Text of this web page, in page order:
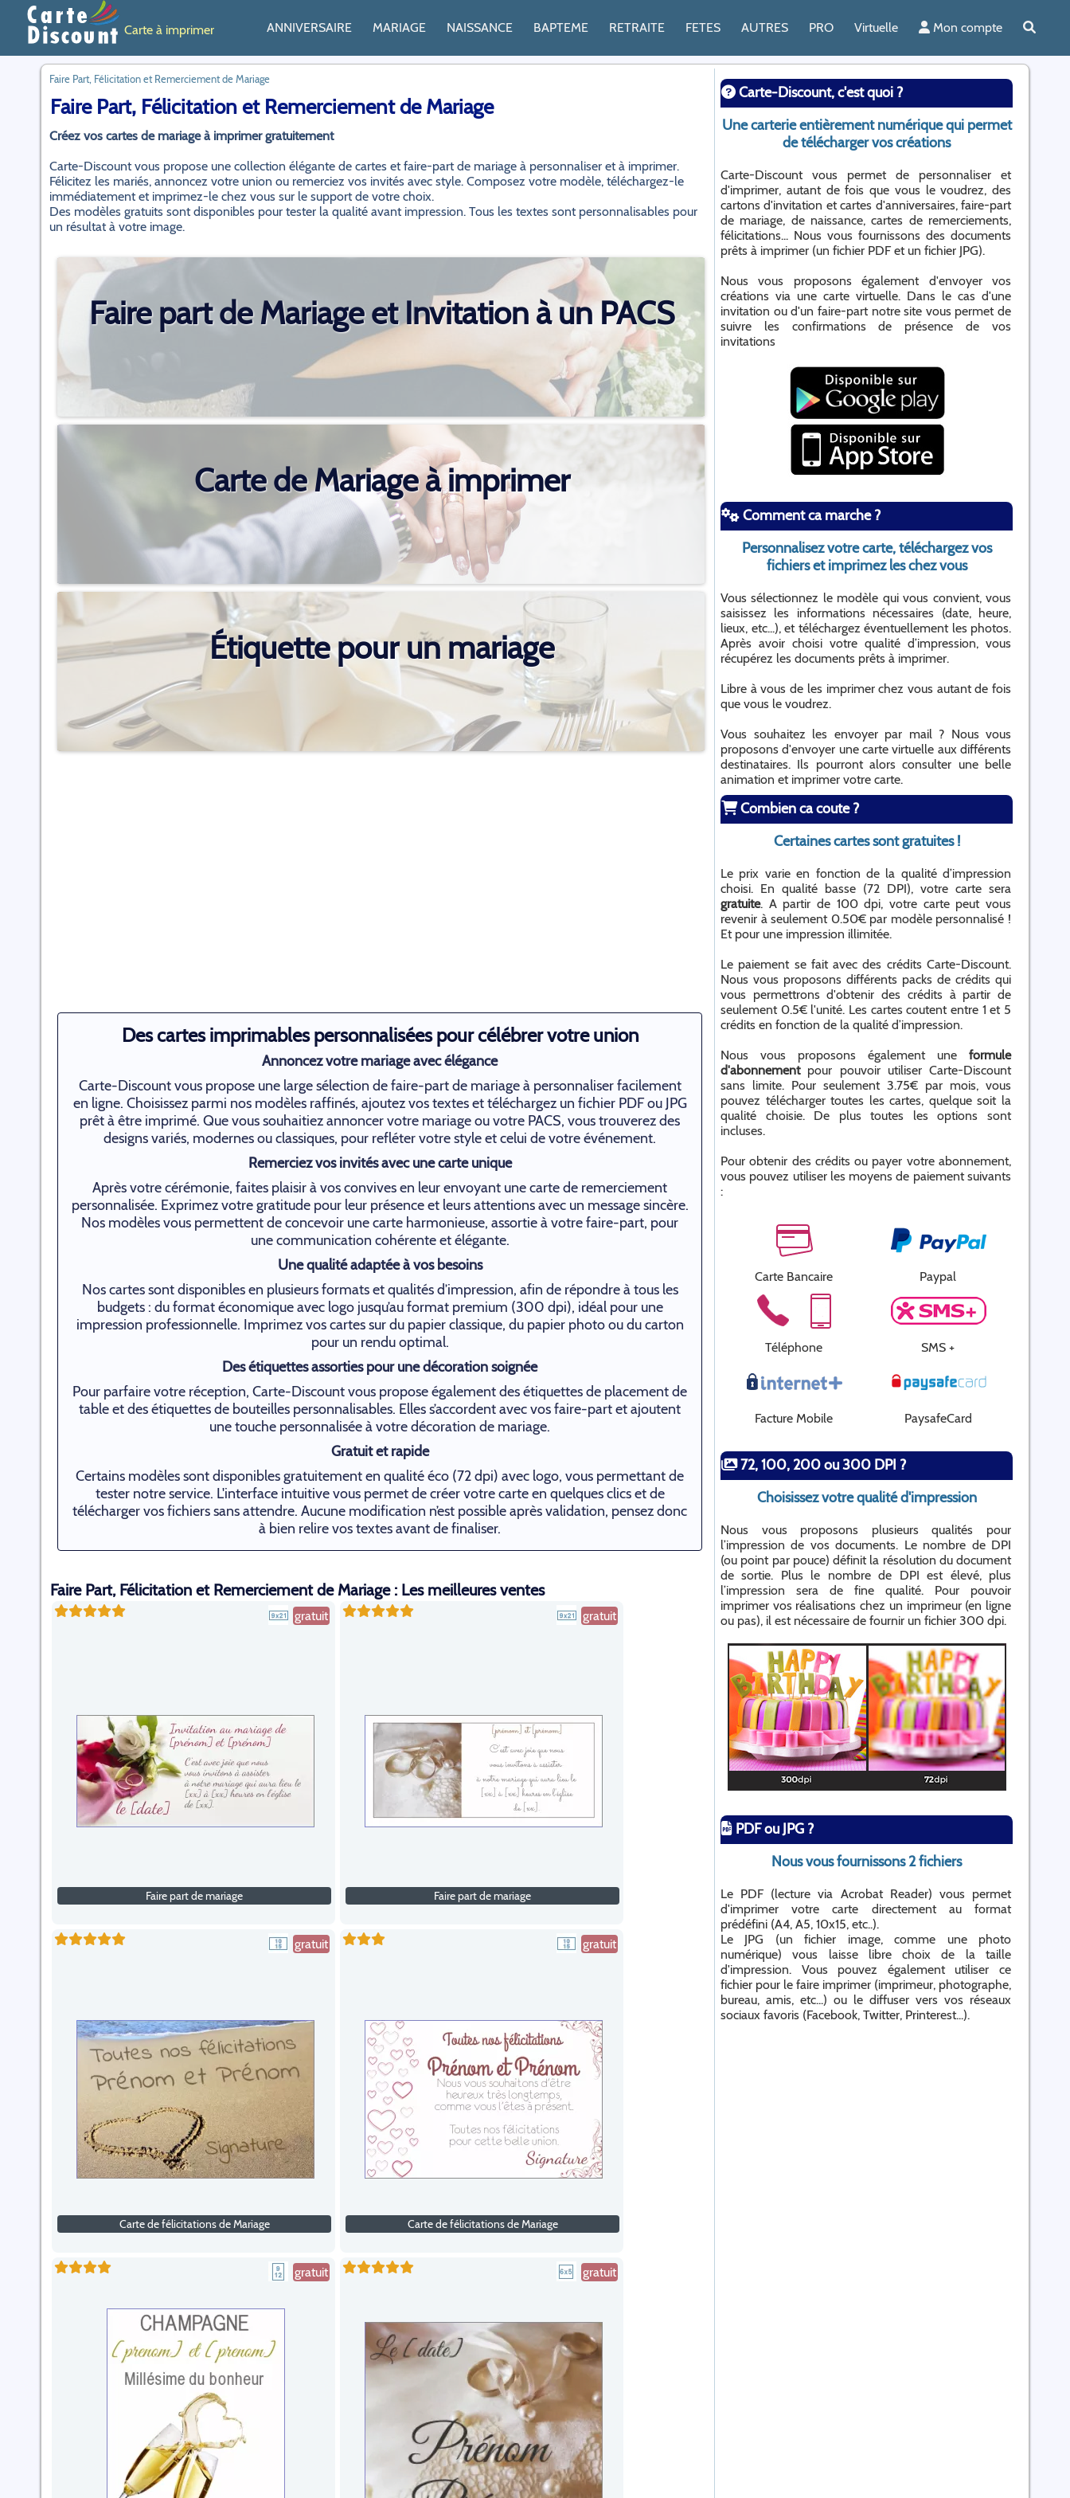
Carte à imprimer ANNIVERSAIRE MARIAGE NAISSANCE BAPTEME RETRAITE FETES AUTRES PRO Virtuelle Mon compte
Faire Part, Félicitation et Remerciement de Mariage
Faire Part, Félicitation et Remerciement de Mariage
Créez vos cartes de mariage à imprimer gratuitement
Carte-Discount vous propose une collection élégante de cartes et faire-part de mariage à personnaliser et à imprimer.
Félicitez les mariés, annoncez votre union ou remerciez vos invités avec style. Composez votre modèle, téléchargez-le
immédiatement et imprimez-le chez vous sur le support de votre choix.
Des modèles gratuits sont disponibles pour tester la qualité avant impression. Tous les textes sont personnalisables pour
un résultat à votre image.
Faire part de Mariage et Invitation à un PACS
Carte de Mariage à imprimer
Étiquette pour un mariage
Des cartes imprimables personnalisées pour célébrer votre union
Annoncez votre mariage avec élégance
Carte-Discount vous propose une large sélection de faire-part de mariage à personnaliser facilement
en ligne. Choisissez parmi nos modèles raffinés, ajoutez vos textes et téléchargez un fichier PDF ou JPG
prêt à être imprimé. Que vous souhaitiez annoncer votre mariage ou votre PACS, vous trouverez des
designs variés, modernes ou classiques, pour refléter votre style et celui de votre événement.
Remerciez vos invités avec une carte unique
Après votre cérémonie, faites plaisir à vos convives en leur envoyant une carte de remerciement
personnalisée. Exprimez votre gratitude pour leur présence et leurs attentions avec un message sincère.
Nos modèles vous permettent de concevoir une carte harmonieuse, assortie à votre faire-part, pour
une communication cohérente et élégante.
Une qualité adaptée à vos besoins
Nos cartes sont disponibles en plusieurs formats et qualités d’impression, afin de répondre à tous les
budgets : du format économique avec logo jusqu’au format premium (300 dpi), idéal pour une
impression professionnelle. Imprimez vos cartes sur du papier classique, du papier photo ou du carton
pour un rendu optimal.
Des étiquettes assorties pour une décoration soignée
Pour parfaire votre réception, Carte-Discount vous propose également des étiquettes de placement de
table et des étiquettes de bouteilles personnalisables. Elles s’accordent avec vos faire-part et ajoutent
une touche personnalisée à votre décoration de mariage.
Gratuit et rapide
Certains modèles sont disponibles gratuitement en qualité éco (72 dpi) avec logo, vous permettant de
tester notre service. L'interface intuitive vous permet de créer votre carte en quelques clics et de
télécharger vos fichiers sans attendre. Aucune modification n’est possible après validation, pensez donc
à bien relire vos textes avant de finaliser.
Faire Part, Félicitation et Remerciement de Mariage : Les meilleures ventes
gratuit
Faire part de mariage
gratuit
Faire part de mariage
gratuit
Carte de félicitations de Mariage
gratuit
Carte de félicitations de Mariage
gratuit gratuit
Carte-Discount, c'est quoi ?
Une carterie entièrement numérique qui permet
de télécharger vos créations
Carte-Discount vous permet de personnaliser et
d'imprimer, autant de fois que vous le voudrez, des
cartons d'invitation et cartes d'anniversaires, faire-part
de mariage, de naissance, cartes de remerciements,
félicitations... Nous vous fournissons des documents
prêts à imprimer (un fichier PDF et un fichier JPG).
Nous vous proposons également d'envoyer vos
créations via une carte virtuelle. Dans le cas d'une
invitation ou d'un faire-part notre site vous permet de
suivre les confirmations de présence de vos
invitations
Comment ca marche ?
Personnalisez votre carte, téléchargez vos
fichiers et imprimez les chez vous
Vous sélectionnez le modèle qui vous convient, vous
saisissez les informations nécessaires (date, heure,
lieux, etc...), et téléchargez éventuellement les photos.
Après avoir choisi votre qualité d’impression, vous
récupérez les documents prêts à imprimer.
Libre à vous de les imprimer chez vous autant de fois
que vous le voudrez.
Vous souhaitez les envoyer par mail ? Nous vous
proposons d'envoyer une carte virtuelle aux différents
destinataires. Ils pourront alors consulter une belle
animation et imprimer votre carte.
Combien ca coute ?
Certaines cartes sont gratuites !
Le prix varie en fonction de la qualité d’impression
choisi. En qualité basse (72 DPI), votre carte sera
gratuite. A partir de 100 dpi, votre carte peut vous
revenir à seulement 0.50€ par modèle personnalisé !
Et pour une impression illimitée.
Le paiement se fait avec des crédits Carte-Discount.
Nous vous proposons différents packs de crédits qui
vous permettrons d'obtenir des crédits à partir de
seulement 0.5€ l'unité. Les cartes coutent entre 1 et 5
crédits en fonction de la qualité d’impression.
Nous vous proposons également une formule
d'abonnementpour pouvoir utiliser Carte-Discount
sans limite. Pour seulement 3.75€ par mois, vous
pouvez télécharger toutes les cartes, quelque soit la
qualité choisie. De plus toutes les options sont
incluses.
Pour obtenir des crédits ou payer votre abonnement,
vous pouvez utiliser les moyens de paiement suivants
:
Carte Bancaire Paypal
Téléphone SMS +
Facture Mobile PaysafeCard
72, 100, 200 ou 300 DPI ?
Choisissez votre qualité d'impression
Nous vous proposons plusieurs qualités pour
l’impression de vos documents. Le nombre de DPI
(ou point par pouce) définit la résolution du document
de sortie. Plus le nombre de DPI est élevé, plus
l’impression sera de fine qualité. Pour pouvoir
imprimer vos réalisations chez un imprimeur (en ligne
ou pas), il est nécessaire de fournir un fichier 300 dpi.
PDF ou JPG ?
Nous vous fournissons 2 fichiers
Le PDF (lecture via Acrobat Reader) vous permet
d'imprimer votre carte directement au format
prédéfini (A4, A5, 10x15, etc..).
Le JPG (un fichier image, comme une photo
numérique) vous laisse libre choix de la taille
d'impression. Vous pouvez également utiliser ce
fichier pour le faire imprimer (imprimeur, photographe,
bureau, amis, etc...) ou le diffuser vers vos réseaux
sociaux favoris (Facebook, Twitter, Printerest...).